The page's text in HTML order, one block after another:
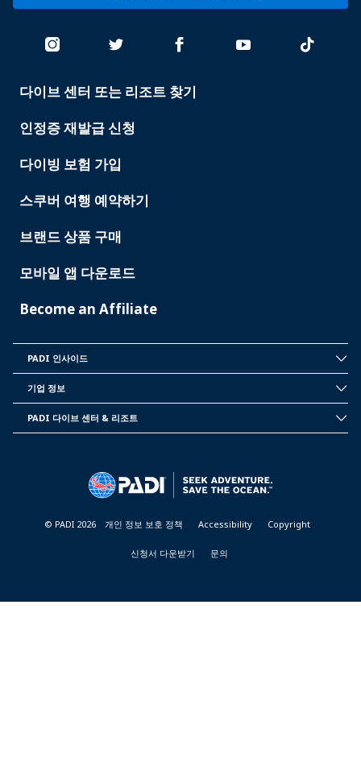
PADI
다이브 센터 또는 리조트 찾기
인정증 재발급 신청
다이빙 보험 가입
스쿠버 여행 예약하기
브랜드 상품 구매
모바일 앱 다운로드
Become an Affiliate
PADI
PADI 인사이드
INFORMATION
기업 정보
PADI 다이브 센터 & 리조트
© PADI 2026 개인 정보 보호 정책 Accessibility Copyright
신청서 다운받기 문의